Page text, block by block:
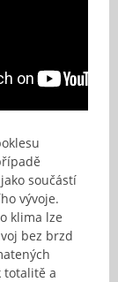
součástí
vývoje.
klima lze
bez brzd
totalitě a